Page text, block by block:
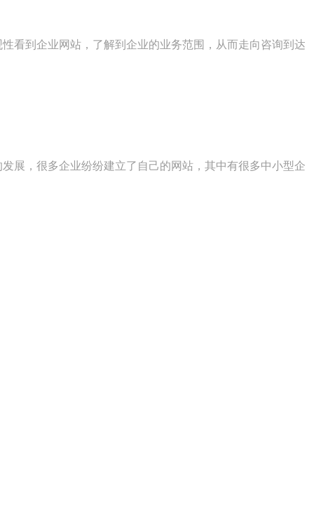
看到企业网站，了解到企业的业务范围，从而走向咨询到达
展，很多企业纷纷建立了自己的网站，其中有很多中小型企